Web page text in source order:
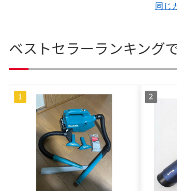
同じ
ベストセラーランキング